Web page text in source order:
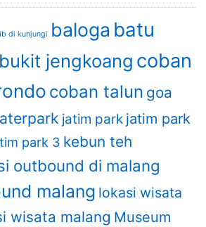
di kunjungi baloga batu
bukit jengkoang coban
coban talun goa
jatim park jatim park
park 3 kebun teh
outbound di malang
malang lokasi wisata
wisata malang Museum